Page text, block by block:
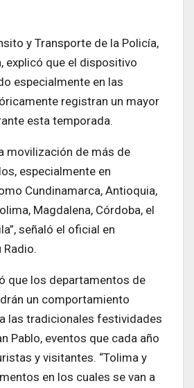
y Transporte de la Policía,
explicó que el dispositivo
especialmente en las
registran un mayor
esta temporada.
movilización de más de
especialmente en
Cundinamarca, Antioquia,
Magdalena, Córdoba, el
señaló el oficial en
que los departamentos de
un comportamiento
las tradicionales festividades
Pablo, eventos que cada año
y visitantes. “Tolima y
en los cuales se van a